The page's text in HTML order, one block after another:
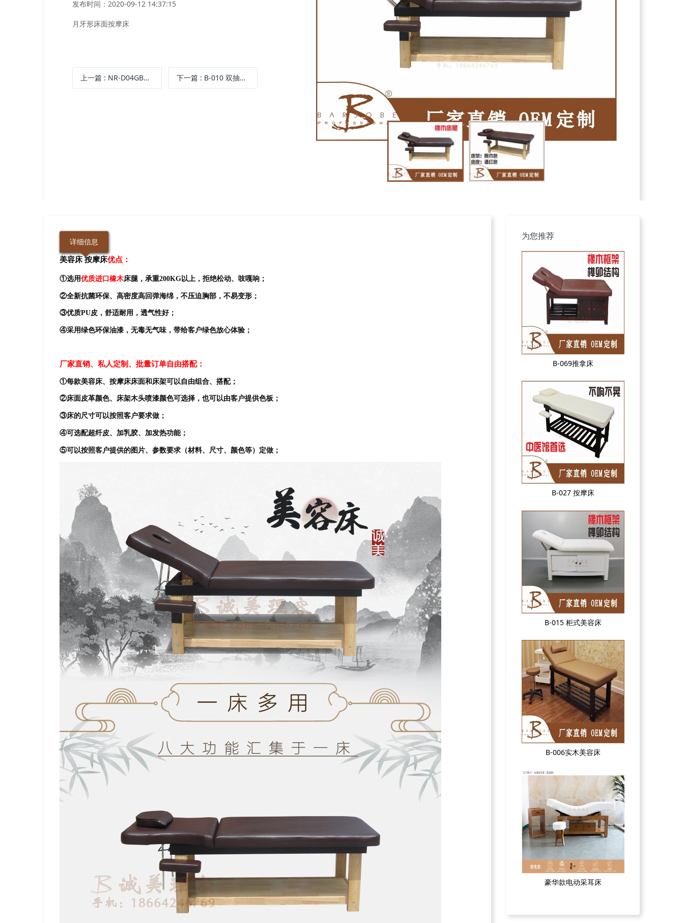
发布时间：2020-09-12 14:37:15
月牙形床面按摩床
上一篇 : NR-D04GB电动美容按摩床 下一篇 : B-010 双抽屉 美容床
详细信息
美容床 按摩床优点：
①选用优质进口橡木床腿，承重200KG以上，拒绝松动、吱嘎响；
②全新抗菌环保、高密度高回弹海绵，不压迫胸部，不易变形；
③优质PU皮，舒适耐用，透气性好；
④采用绿色环保油漆，无毒无气味，带给客户绿色放心体验；
厂家直销、私人定制、批量订单自由搭配：
①每款美容床、按摩床床面和床架可以自由组合、搭配；
②床面皮革颜色、床架木头喷漆颜色可选择，也可以由客户提供色板；
③床的尺寸可以按照客户要求做；
④可选配超纤皮、加乳胶、加发热功能；
⑤可以按照客户提供的图片、参数要求（材料、尺寸、颜色等）定做；
为您推荐
B-069推拿床
B-027 按摩床
B-015 柜式美容床
B-006实木美容床
豪华款电动采耳床